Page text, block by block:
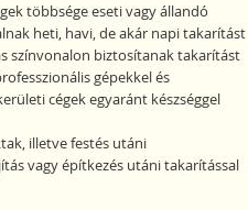
többsége eseti vagy állandó
heti, havi, de akár napi takarítást
színvonalon biztosítanak takarítást
gépekkel és
cégek egyaránt készséggel
illetve festés utáni
vagy építkezés utáni takarítással